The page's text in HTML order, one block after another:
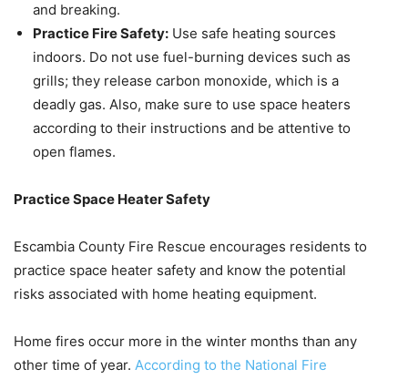
and breaking.
Practice Fire Safety: Use safe heating sources
indoors. Do not use fuel-burning devices such as
grills; they release carbon monoxide, which is a
deadly gas. Also, make sure to use space heaters
according to their instructions and be attentive to
open flames.
Practice Space Heater Safety
Escambia County Fire Rescue encourages residents to
practice space heater safety and know the potential
risks associated with home heating equipment.
Home fires occur more in the winter months than any
other time of year. According to the National Fire